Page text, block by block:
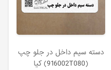
دسته سيم داخل در جلو چپ
(916002T080) کیا